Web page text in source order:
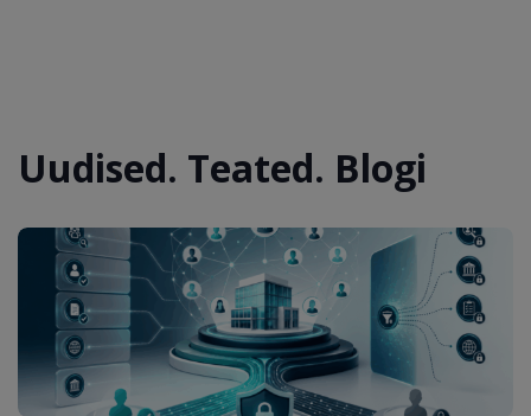
Uudised. Teated. Blogi